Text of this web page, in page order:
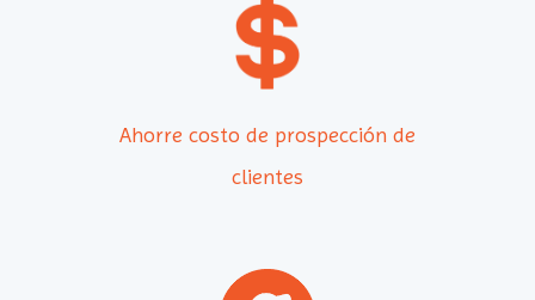
Ahorre costo de prospección de
clientes